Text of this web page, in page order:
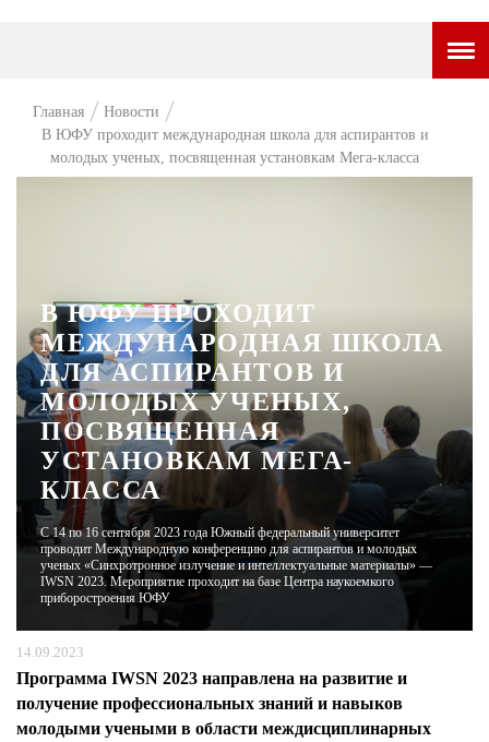
НОВОСТИ
СТИЛЬ ЖИЗНИ
ХАЙП
ЧЕЛОВЕК ОСОБЕННЫЙ
КУЛЬТ ЕДЫ
АФИША
ЖУРНАЛ
Главная
Новости
В ЮФУ проходит международная школа для аспирантов и
молодых ученых, посвященная установкам Мега-класса
В ЮФУ ПРОХОДИТ
МЕЖДУНАРОДНАЯ ШКОЛА
ДЛЯ АСПИРАНТОВ И
МОЛОДЫХ УЧЕНЫХ,
ПОСВЯЩЕННАЯ
УСТАНОВКАМ МЕГА-
КЛАССА
С 14 по 16 сентября 2023 года Южный федеральный университет
проводит Международную конференцию для аспирантов и молодых
ученых «Синхротронное излучение и интеллектуальные материалы» —
IWSN 2023. Мероприятие проходит на базе Центра наукоемкого
приборостроения ЮФУ
14.09.2023
Программа IWSN 2023 направлена на развитие и
получение профессиональных знаний и навыков
молодыми учеными в области междисциплинарных